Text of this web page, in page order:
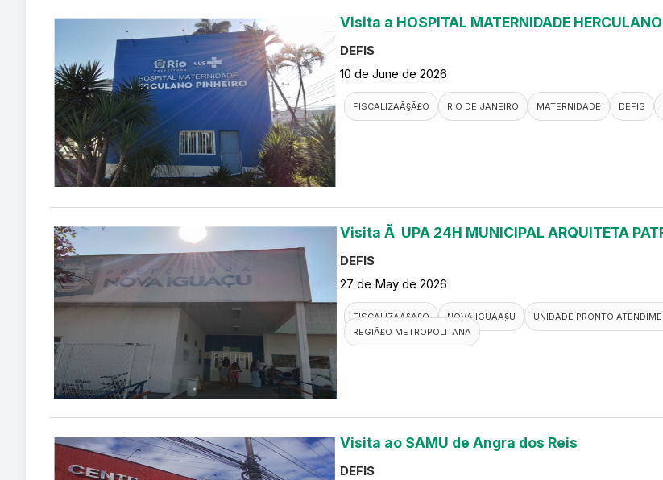
Visita a HOSPITAL MATERNIDADE
DEFIS
10 de June de 2026
FISCALIZAÃ§Ã£O RIO DE JANEIRO MATERNIDADE DEFIS
Visita Ã UPA 24H MUNICIPAL ARQUITETA
DEFIS
27 de May de 2026
FISCALIZAÃ§Ã£O NOVA IGUAÃ§U UNIDADE PRONTO
REGIÃ£O METROPOLITANA
Visita ao SAMU de Angra dos Reis
DEFIS